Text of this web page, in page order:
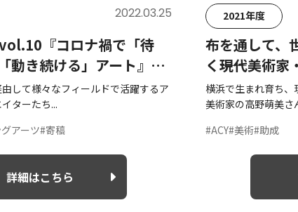
2022.03.25
『コロナ禍で「待
動き続ける」アート』武
して様々なフィールドで活躍するア
ターたち...
アーツ#寄稿
詳細はこちら
2021年度
布を通して、
く――現代美術
横浜で生まれ育ち
美術家の高野萌美さ
#ACY#美術#助成